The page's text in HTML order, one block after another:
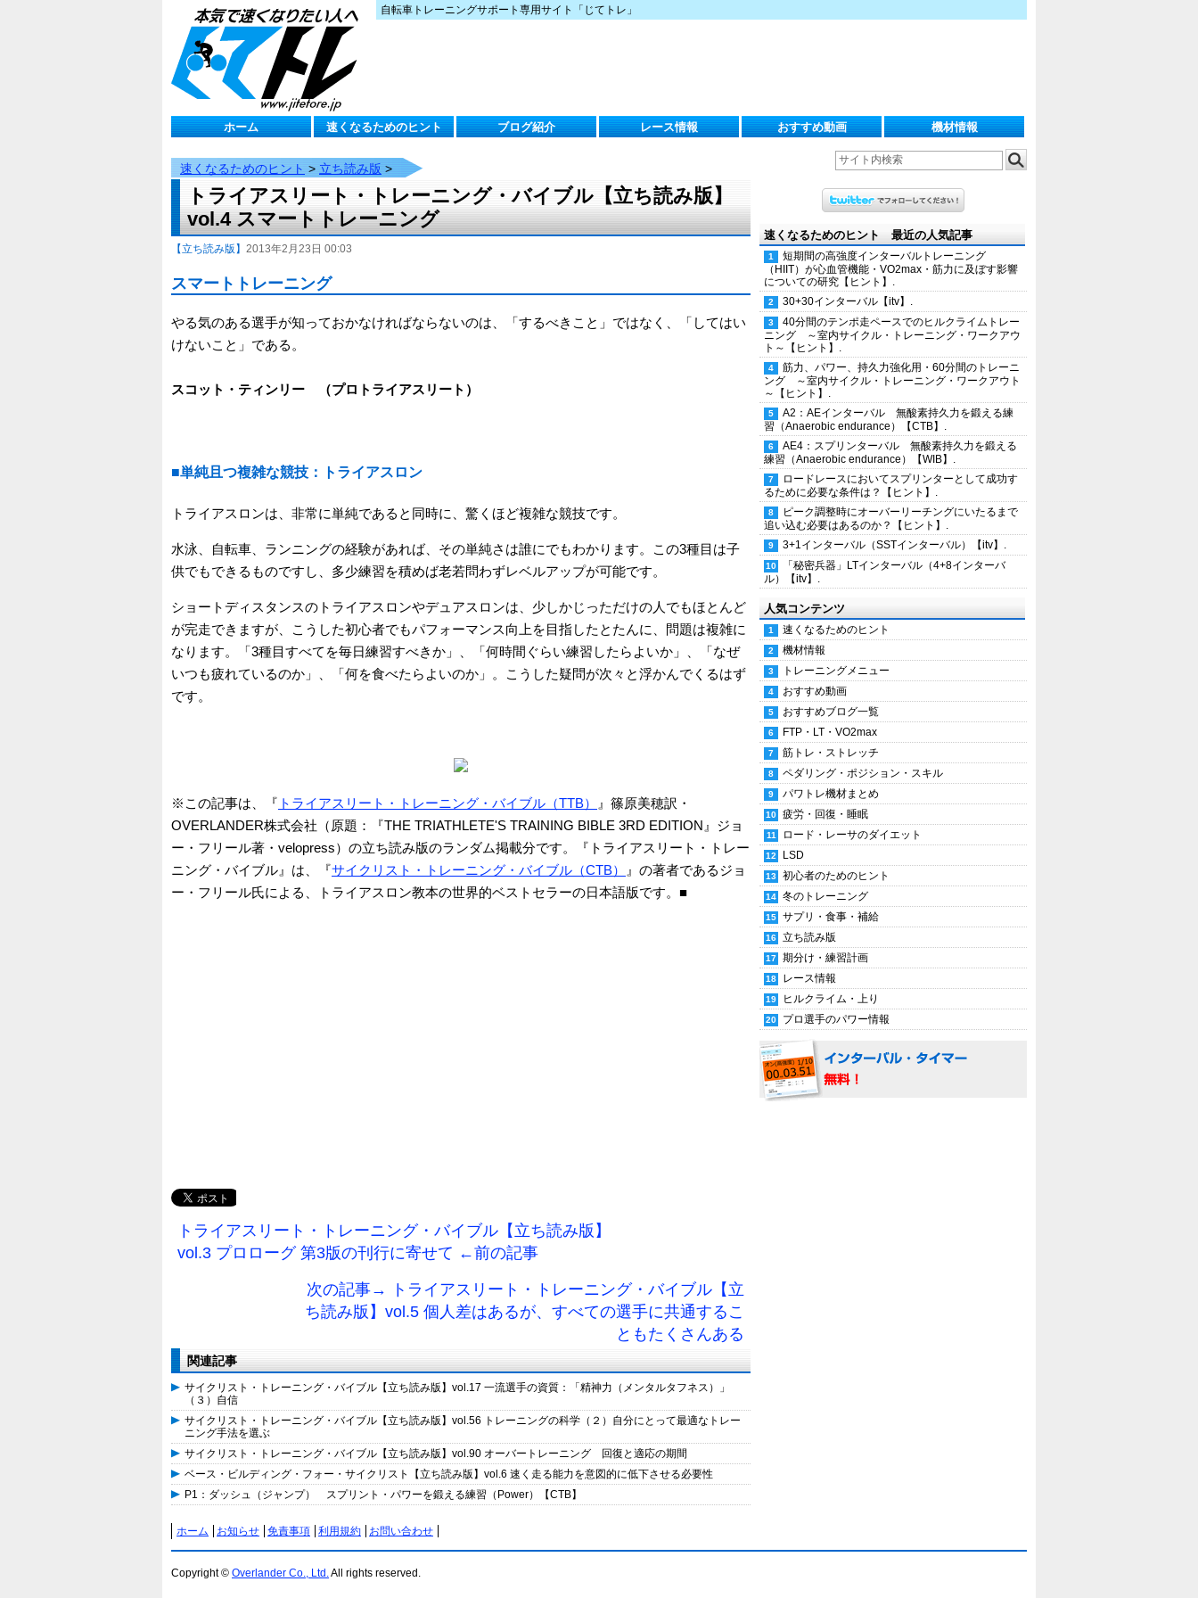
自転車トレーニングサポート専用サイト「じてトレ」
ホーム 速くなるためのヒント ブログ紹介 レース情報 おすすめ動画 機材情報
速くなるためのヒント > 立ち読み版 >
トライアスリート・トレーニング・バイブル【立ち読み版】
vol.4 スマートトレーニング
【立ち読み版】 2013年2月23日 00:03
スマートトレーニング
やる気のある選手が知っておかなければならないのは、「するべきこと」ではなく、「してはい
けないこと」である。
スコット・ティンリー （プロトライアスリート）
■単純且つ複雑な競技：トライアスロン
トライアスロンは、非常に単純であると同時に、驚くほど複雑な競技です。
水泳、自転車、ランニングの経験があれば、その単純さは誰にでもわかります。この3種目は子
供でもできるものですし、多少練習を積めば老若問わずレベルアップが可能です。
ショートディスタンスのトライアスロンやデュアスロンは、少しかじっただけの人でもほとんど
が完走できますが、こうした初心者でもパフォーマンス向上を目指したとたんに、問題は複雑に
なります。「3種目すべてを毎日練習すべきか」、「何時間ぐらい練習したらよいか」、「なぜ
いつも疲れているのか」、「何を食べたらよいのか」。こうした疑問が次々と浮かんでくるはず
です。
※この記事は、『 トライアスリート・トレーニング・バイブル（TTB）
』篠原美穂訳・
OVERLANDER株式会社（原題：『THE TRIATHLETE'S TRAINING BIBLE 3RD EDITION』ジョ
ー・フリール著・velopress）の立ち読み版のランダム掲載分です。『トライアスリート・トレー
ニング・バイブル』は、『サイクリスト・トレーニング・バイブル（CTB）
』の著者であるジョ
ー・フリール氏による、トライアスロン教本の世界的ベストセラーの日本語版です。■
トライアスリート・トレーニング・バイブル【立ち読み版】
vol.3 プロローグ 第3版の刊行に寄せて ←前の記事
次の記事→ トライアスリート・トレーニング・バイブル【立
ち読み版】vol.5 個人差はあるが、すべての選手に共通するこ
ともたくさんある
関連記事
サイクリスト・トレーニング・バイブル【立ち読み版】vol.17 一流選手の資質：「精神力（メンタルタフネス）」
（３）自信
サイクリスト・トレーニング・バイブル【立ち読み版】vol.56 トレーニングの科学（２）自分にとって最適なトレー
ニング手法を選ぶ
サイクリスト・トレーニング・バイブル【立ち読み版】vol.90 オーバートレーニング 回復と適応の期間
ベース・ビルディング・フォー・サイクリスト【立ち読み版】vol.6 速く走る能力を意図的に低下させる必要性
P1：ダッシュ（ジャンプ） スプリント・パワーを鍛える練習（Power）【CTB】
速くなるためのヒント 最近の人気記事
短期間の高強度インターバルトレーニング
（HIIT）が心血管機能・VO2max・筋力に及ぼす影響
についての研究【ヒント】.
30+30インターバル【itv】.
40分間のテンポ走ペースでのヒルクライムトレー
ニング ～室内サイクル・トレーニング・ワークアウ
ト～【ヒント】.
筋力、パワー、持久力強化用・60分間のトレーニ
ング ～室内サイクル・トレーニング・ワークアウト
～【ヒント】.
A2：AEインターバル 無酸素持久力を鍛える練
習（Anaerobic endurance）【CTB】.
AE4：スプリンターバル 無酸素持久力を鍛える
練習（Anaerobic endurance）【WIB】.
ロードレースにおいてスプリンターとして成功す
るために必要な条件は？【ヒント】.
ピーク調整時にオーバーリーチングにいたるまで
追い込む必要はあるのか？【ヒント】.
3+1インターバル（SSTインターバル）【itv】.
「秘密兵器」LTインターバル（4+8インターバ
ル）【itv】.
人気コンテンツ
速くなるためのヒント
機材情報
トレーニングメニュー
おすすめ動画
おすすめブログ一覧
FTP・LT・VO2max
筋トレ・ストレッチ
ペダリング・ポジション・スキル
パワトレ機材まとめ
疲労・回復・睡眠
ロード・レーサのダイエット
LSD
初心者のためのヒント
冬のトレーニング
サプリ・食事・補給
立ち読み版
期分け・練習計画
レース情報
ヒルクライム・上り
プロ選手のパワー情報
ホーム お知らせ 免責事項 利用規約 お問い合わせ
Copyright © Overlander Co., Ltd.All rights reserved.